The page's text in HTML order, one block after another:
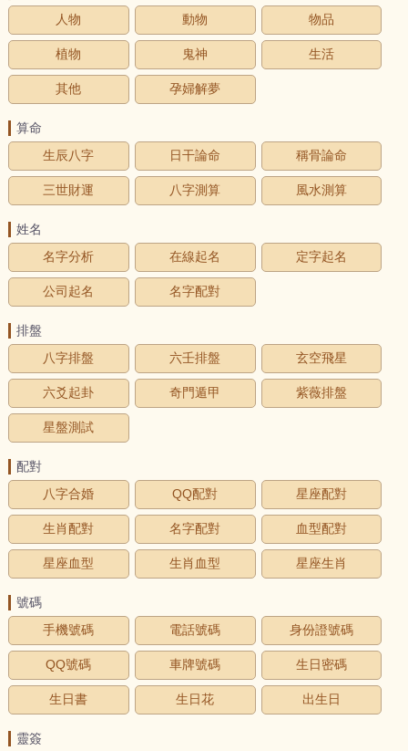
人物
動物 物品
植物 鬼神 生活
其他 孕婦解夢
算命
生辰八字
日干論命 稱骨論命
三世財運 八字測算 風水測算
姓名
名字分析
在線起名 定字起名
公司起名 名字配對
排盤
八字排盤
六壬排盤 玄空飛星
六爻起卦 奇門遁甲 紫薇排盤
星盤測試
配對
八字合婚
QQ配對 星座配對
生肖配對 名字配對 血型配對
星座血型 生肖血型 星座生肖
號碼
手機號碼
電話號碼 身份證號碼
QQ號碼 車牌號碼 生日密碼
生日書 生日花 出生日
靈簽